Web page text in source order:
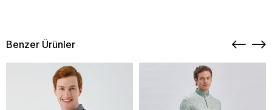
Benzer Ürünler